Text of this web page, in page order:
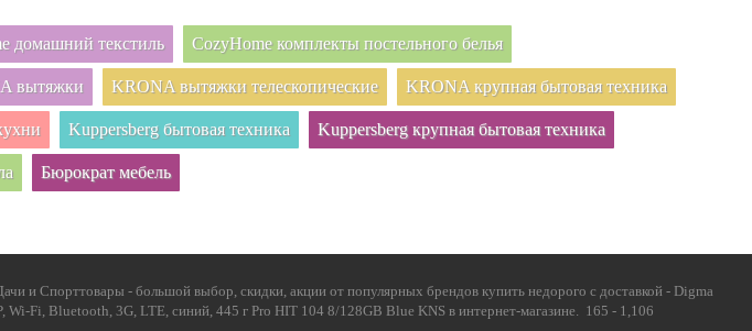
домашний текстиль CozyHome комплекты постельного белья
вытяжки KRONA вытяжки телескопические KRONA крупная бытовая техника
Kuppersberg бытовая техника Kuppersberg крупная бытовая техника
Бюрократ мебель
Спорттовары - большой выбор, скидки, акции от популярных брендов купить недорого с доставкой - Digma
Fi, Bluetooth, 3G, LTE, синий, 445 г Pro HIT 104 8/128GB Blue KNS в интернет-магазине. 165 - 1,106